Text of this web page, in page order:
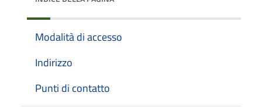
Modalità di accesso
Indirizzo
Punti di contatto